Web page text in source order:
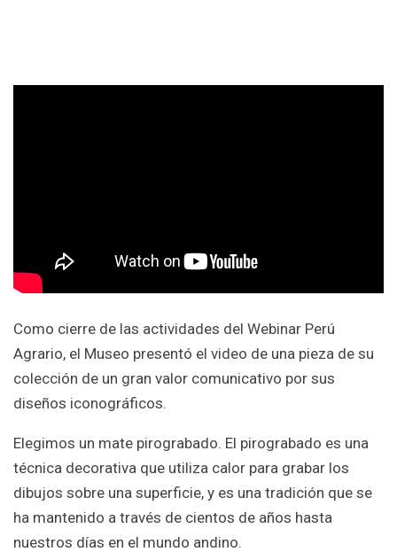
Como cierre de las actividades del Webinar Perú
Agrario, el Museo presentó el video de una pieza de su
colección de un gran valor comunicativo por sus
diseños iconográficos.
Elegimos un mate pirograbado. El pirograbado es una
técnica decorativa que utiliza calor para grabar los
dibujos sobre una superficie, y es una tradición que se
ha mantenido a través de cientos de años hasta
nuestros días en el mundo andino.